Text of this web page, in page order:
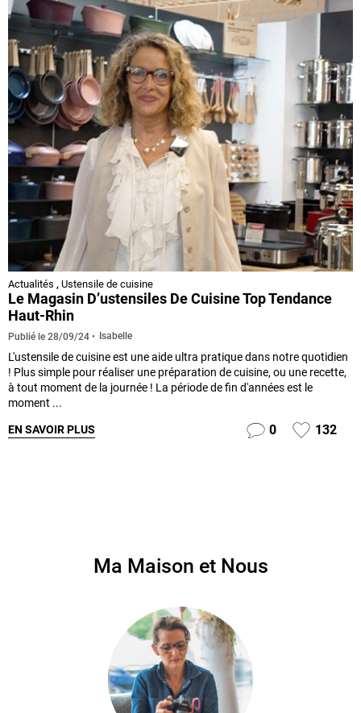
Actualités , Ustensile de cuisine
Le Magasin D’ustensiles De Cuisine Top Tendance
Haut-Rhin
Publié le 28/09/24 Isabelle
L'ustensile de cuisine est une aide ultra pratique dans notre quotidien
! Plus simple pour réaliser une préparation de cuisine, ou une recette,
à tout moment de la journée ! La période de fin d'années est le
moment ...
EN SAVOIR PLUS 0 132
Ma Maison et Nous